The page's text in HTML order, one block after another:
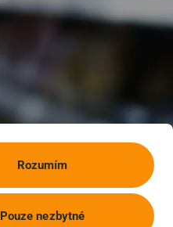
Rozumím
Pouze nezbytné